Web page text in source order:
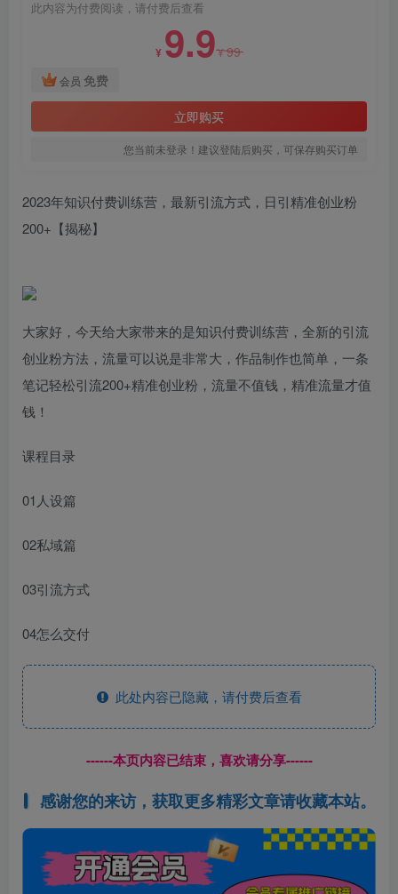
此内容为付费阅读，请付费后查看
¥ 9.9¥99
会员 免费
立即购买
您当前未登录！建议登陆后购买，可保存购买订单
2023年知识付费训练营，最新引流方式，日引精准创业粉
200+【揭秘】
大家好，今天给大家带来的是知识付费训练营，全新的引流
创业粉方法，流量可以说是非常大，作品制作也简单，一条
笔记轻松引流200+精准创业粉，流量不值钱，精准流量才值
钱！
课程目录
01人设篇
02私域篇
03引流方式
04怎么交付
此处内容已隐藏，请付费后查看
------本页内容已结束，喜欢请分享------
感谢您的来访，获取更多精彩文章请收藏本站。